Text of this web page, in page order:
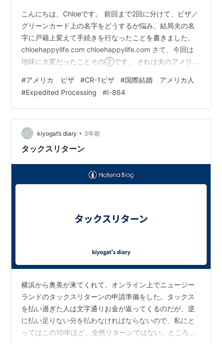
こんにちは、Chloeです。 前回まで2回に分けて、ビザ／
グリーンカード上の名字をどうするか悩み、結局夫の名
字に戸籍上変えて手続きを行なったことを書きました。
chloehappylife.com chloehappylife.com さて、今回は
地味に大変だったことその②です。 それは夫のアメリカ
約してからすぐ、私と夫それぞれ準備が必要な書類一覧
をもらったのですが、夫側のリストの方に「直近3年間の
アメリカでの確定申告書のコピー」と入っていました。
夫に聞くと、何それ知らない🙂と。 弁護士に聞くと、米
国籍者（永住権保持者も…
#アメリカ ビザ #CR-1ビザ #国際結婚 アメリカ人
#Expedited Processing #I-864
kiyogat’s diary • 3年前
タックスリターン
横浜から奥美が来てくれて、オンライン上でニュージー
ランドのタックスリターンの申請準備をした。タックス
を払い過ぎた人は文字通りお金が返ってくるのだが、逆
に払い足りない分を払わなければならないので、私にと
ってはこの10年ほど、全然リターンではない。ところが